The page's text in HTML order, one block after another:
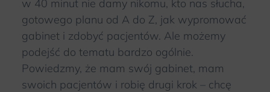
w 40 minut nie damy nikomu, kto nas słucha,
gotowego planu od A do Z, jak wypromować
gabinet i zdobyć pacjentów. Ale możemy
podejść do tematu bardzo ogólnie.
Powiedzmy, że mam swój gabinet, mam
swoich pacjentów i robię drugi krok – chcę